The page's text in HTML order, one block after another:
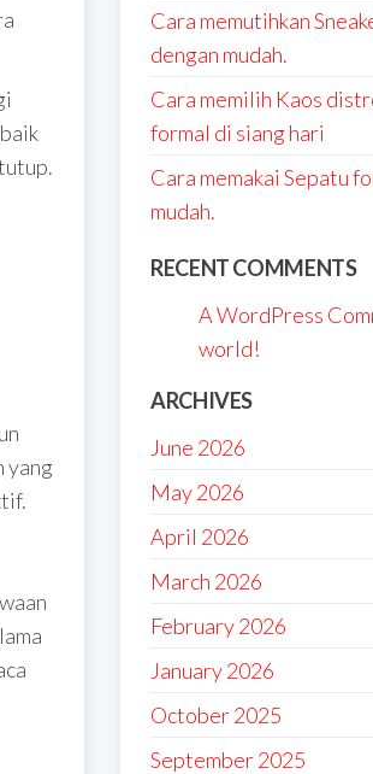
yang
Cara memutihkan
dengan mudah.
Cara memilih Kaos
formal di siang hari
Cara memakai Sepatu
mudah.
RECENT COMMENTS
A WordPress
world!
ARCHIVES
June 2026
May 2026
April 2026
March 2026
February 2026
January 2026
October 2025
September 2025